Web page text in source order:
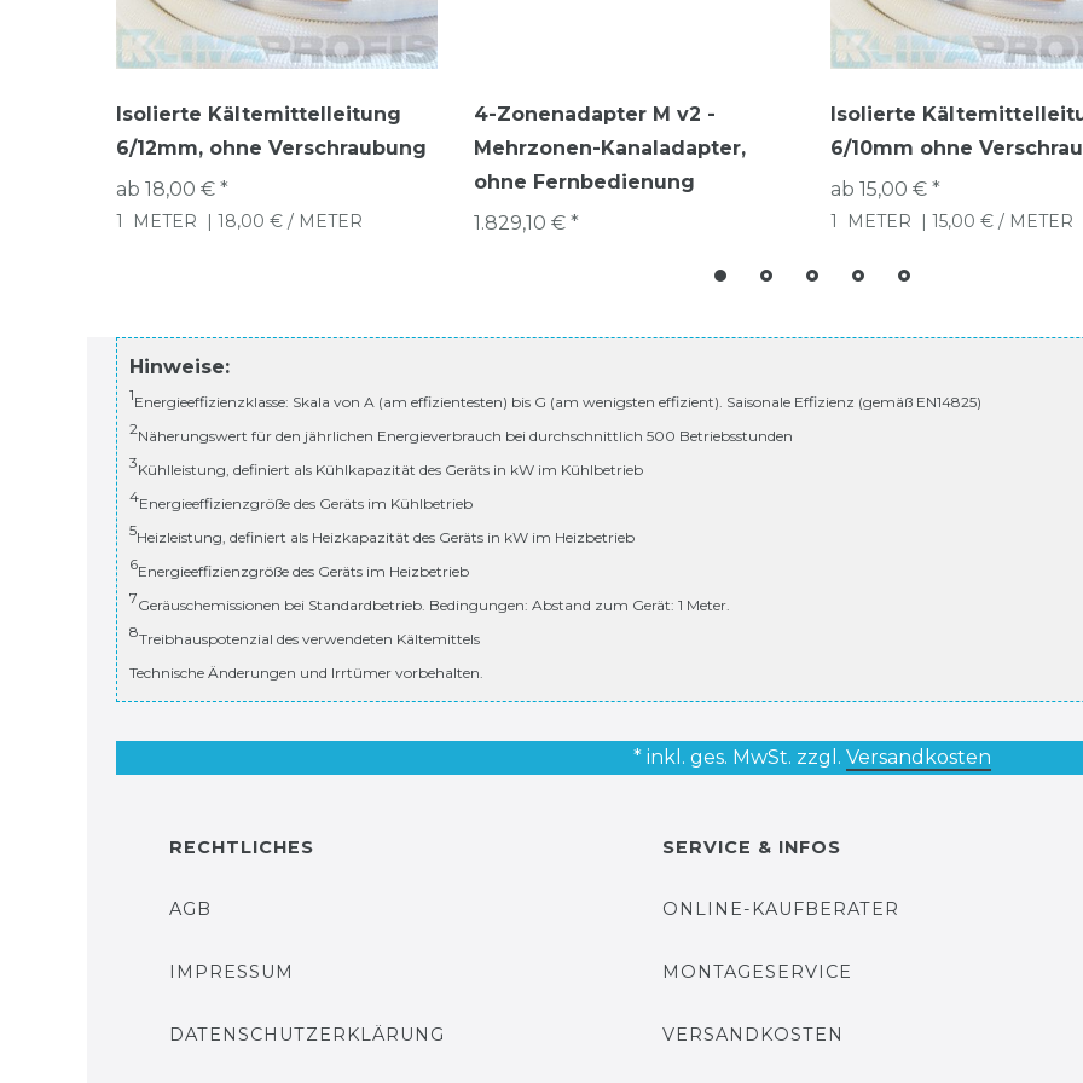
Isolierte Kältemittelleitung
6/12mm, ohne Verschraubung
ab 18,00 € *
1 METER | 18,00 € / METER
4-Zonenadapter M v2 -
Mehrzonen-Kanaladapter,
ohne Fernbedienung
1.829,10 € *
Isolierte
6/10mm ohne
ab 15,00 € *
1 METER | 15,00 € / METER
Hinweise:
1Energieeffizienzklasse: Skala von A (am effizientesten) bis G (am wenigsten effizient). Saisonale Effizienz (gemäß EN14825)
2Näherungswert für den jährlichen Energieverbrauch bei durchschnittlich 500 Betriebsstunden
3Kühlleistung, definiert als Kühlkapazität des Geräts in kW im Kühlbetrieb
4Energieeffizienzgröße des Geräts im Kühlbetrieb
5Heizleistung, definiert als Heizkapazität des Geräts in kW im Heizbetrieb
6Energieeffizienzgröße des Geräts im Heizbetrieb
7Geräuschemissionen bei Standardbetrieb. Bedingungen: Abstand zum Gerät: 1 Meter.
8Treibhauspotenzial des verwendeten Kältemittels
Technische Änderungen und Irrtümer vorbehalten.
* inkl. ges. MwSt. zzgl. Versandkosten
RECHTLICHES
AGB
IMPRESSUM
DATENSCHUTZERKLÄRUNG
SERVICE & INFOS
ONLINE-KAUFBERATER
MONTAGESERVICE
VERSANDKOSTEN